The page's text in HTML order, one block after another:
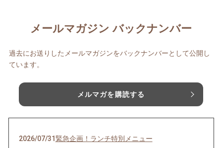
メールマガジン バックナンバー
過去にお送りしたメールマガジンをバックナンバーとして公開し
ています。
メルマガを購読する
2026/07/31 緊急企画！ランチ特別メニュー